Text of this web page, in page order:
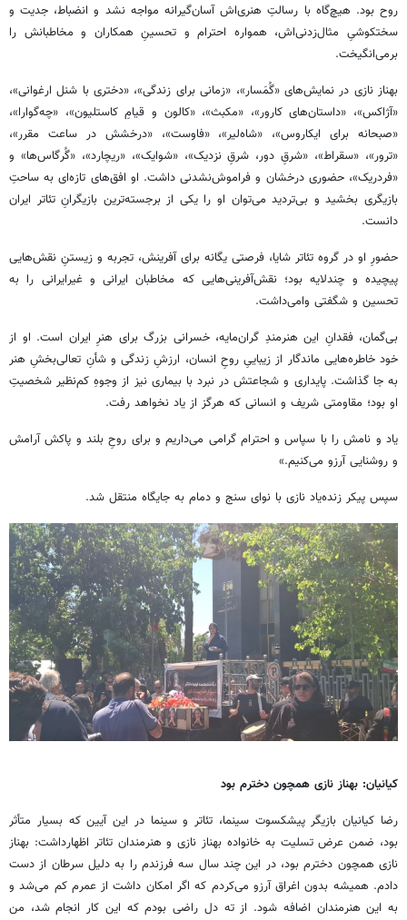
روح بود. هیچ‌گاه با رسالتِ هنری‌اش آسان‌گیرانه مواجه نشد و انضباط، جدیت و
سختکوشیِ مثال‌زدنی‌اش، همواره احترام و تحسینِ همکاران و مخاطبانش را
برمی‌انگیخت.
بهناز نازی در نمایش‌های «گُمَسار»، «زمانی برای زندگی»، «دختری با شنل ارغوانی»،
«آژاکس»، «داستان‌های کارور»، «مکبث»، «کالون و قیامِ کاستلیون»، «چه‌گوارا»،
«صبحانه برای ایکاروس»، «شاه‌لیر»، «فاوست»، «درخشش در ساعت مقرر»،
«ترور»، «سقراط»، «شرقِ دور، شرقِ نزدیک»، «شوایک»، «ریچارد»، «گُرگاس‌ها» و
«فردریک»، حضوری درخشان و فراموش‌نشدنی داشت. او افق‌های تازه‌ای به ساحتِ
بازیگری بخشید و بی‌تردید می‌توان او را یکی از برجسته‌ترین بازیگرانِ تئاتر ایران
دانست.
حضورِ او در گروه تئاتر شایا، فرصتی یگانه برای آفرینش، تجربه و زیستنِ نقش‌هایی
پیچیده و چندلایه بود؛ نقش‌آفرینی‌هایی که مخاطبان ایرانی و غیرایرانی را به
تحسین و شگفتی وامی‌داشت.
بی‌گمان، فقدانِ این هنرمندِ گران‌مایه، خسرانی بزرگ برای هنرِ ایران است. او از
خود خاطره‌هایی ماندگار از زیباییِ روحِ انسان، ارزشِ زندگی و شأنِ تعالی‌بخشِ هنر
به جا گذاشت. پایداری و شجاعتش در نبرد با بیماری نیز از وجوهِ کم‌نظیر شخصیتِ
او بود؛ مقاومتی شریف و انسانی که هرگز از یاد نخواهد رفت.
یاد و نامش را با سپاس و احترام گرامی می‌داریم و برای روحِ بلند و پاکش آرامش
و روشنایی آرزو می‌کنیم.»
سپس پیکر زنده‌یاد نازی با نوای سنج و دمام به جایگاه منتقل شد.
کیانیان: بهناز نازی همچون دخترم بود
رضا کیانیان بازیگر پیشکسوت سینما، تئاتر و سینما در این آیین که بسیار متأثر
بود، ضمن عرض تسلیت به خانواده بهناز نازی و هنرمندان تئاتر اظهارداشت: بهناز
نازی همچون دخترم بود، در این چند سال سه فرزندم را به دلیل سرطان از دست
دادم. همیشه بدون اغراق آرزو می‌کردم که اگر امکان داشت از عمرم کم می‌شد و
به این هنرمندان اضافه شود. از ته دل راضی بودم که این کار انجام شد، من